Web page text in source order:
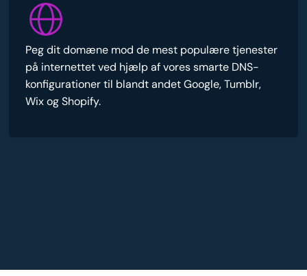
Peg dit domæne mod de mest populære tjenester
på internettet ved hjælp af vores smarte DNS-
konfigurationer til blandt andet Google, Tumblr,
Wix og Shopify.